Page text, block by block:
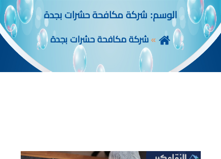
الوسم: شركة مكافحة حشرات بجدة
شركة مكافحة حشرات بجدة